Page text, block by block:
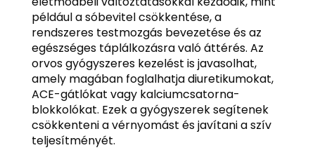
például a sóbevitel csökkentése, a
rendszeres testmozgás bevezetése és az
egészséges táplálkozásra való áttérés. Az
orvos gyógyszeres kezelést is javasolhat,
amely magában foglalhatja diuretikumokat,
ACE-gátlókat vagy kalciumcsatorna-
blokkolókat. Ezek a gyógyszerek segítenek
csökkenteni a vérnyomást és javítani a szív
teljesítményét.